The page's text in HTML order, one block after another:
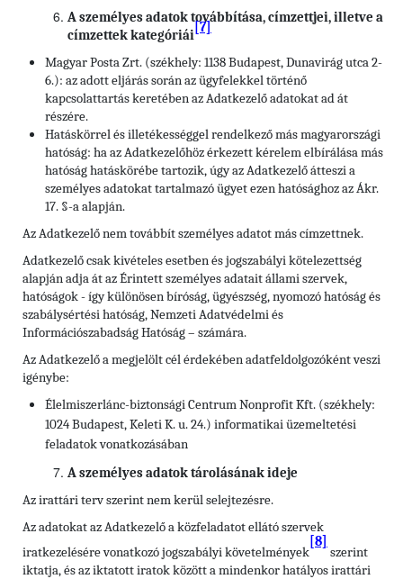
A személyes adatok továbbítása, címzettjei, illetve a
címzettek kategóriái
[7]
Magyar Posta Zrt. (székhely: 1138 Budapest, Dunavirág utca 2-
6.): az adott eljárás során az ügyfelekkel történő
kapcsolattartás keretében az Adatkezelő adatokat ad át
részére.
Hatáskörrel és illetékességgel rendelkező más magyarországi
hatóság: ha az Adatkezelőhöz érkezett kérelem elbírálása más
hatóság hatáskörébe tartozik, úgy az Adatkezelő átteszi a
személyes adatokat tartalmazó ügyet ezen hatósághoz az Ákr.
17. §-a alapján.
Az Adatkezelő nem továbbít személyes adatot más címzettnek.
Adatkezelő csak kivételes esetben és jogszabályi kötelezettség
alapján adja át az Érintett személyes adatait állami szervek,
hatóságok - így különösen bíróság, ügyészség, nyomozó hatóság és
szabálysértési hatóság, Nemzeti Adatvédelmi és
Információszabadság Hatóság – számára.
Az Adatkezelő a megjelölt cél érdekében adatfeldolgozóként veszi
igénybe:
Élelmiszerlánc-biztonsági Centrum Nonprofit Kft. (székhely:
1024 Budapest, Keleti K. u. 24.) informatikai üzemeltetési
feladatok vonatkozásában
A személyes adatok tárolásának ideje
Az irattári terv szerint nem kerül selejtezésre.
Az adatokat az Adatkezelő a közfeladatot ellátó szervek
iratkezelésére vonatkozó jogszabályi követelmények
[8]
szerint
iktatja, és az iktatott iratok között a mindenkor hatályos irattári